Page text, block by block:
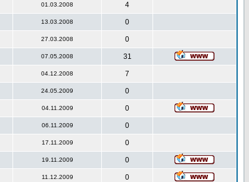
01.03.2008 4
13.03.2008 0
27.03.2008 0
07.05.2008 31
04.12.2008 7
24.05.2009 0
04.11.2009 0
06.11.2009 0
17.11.2009 0
19.11.2009 0
11.12.2009 0